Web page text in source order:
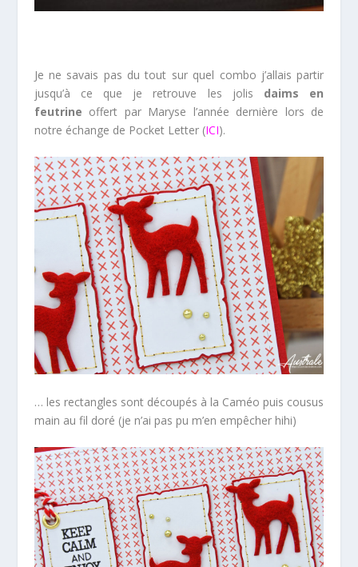
Je ne savais pas du tout sur quel combo j’allais partir
jusqu’à ce que je retrouve les jolis daims en
feutrine offert par Maryse l’année dernière lors de
notre échange de Pocket Letter (ICI).
… les rectangles sont découpés à la Caméo puis cousus
main au fil doré (je n’ai pas pu m’en empêcher hihi)